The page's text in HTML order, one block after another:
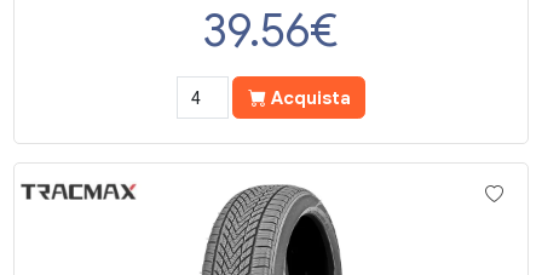
39.56€
Acquista